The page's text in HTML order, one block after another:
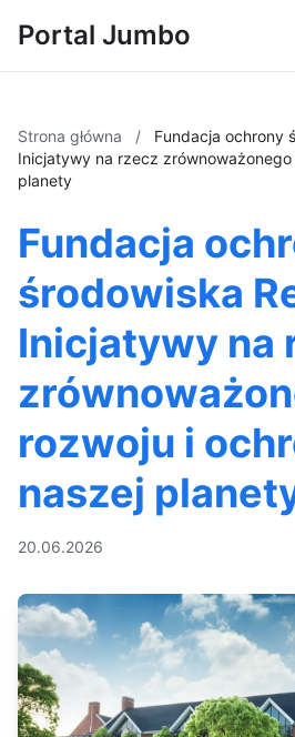
Portal Jumbo
Strona główna /
Fundacja ochrony
Inicjatywy na rzecz
planety
Fundacja
środowiska
Inicjatywy na
rozwoju i
naszej
20.06.2026